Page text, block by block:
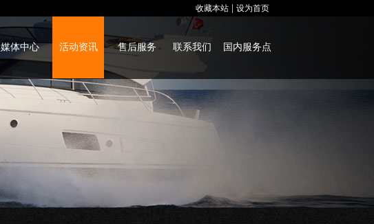
收藏本站 设为首页
国内服务点
联系我们
售后服务
活动资讯
媒体中心